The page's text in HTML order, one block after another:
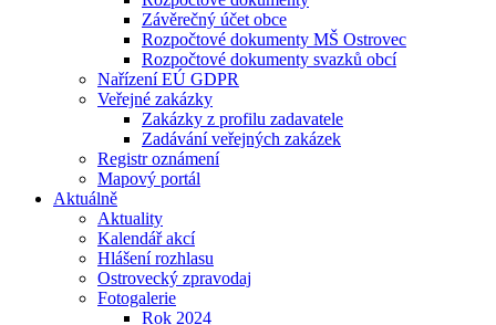
Závěrečný účet obce
Rozpočtové dokumenty MŠ Ostrovec
Rozpočtové dokumenty svazků obcí
Nařízení EÚ GDPR
Veřejné zakázky
Zakázky z profilu zadavatele
Zadávání veřejných zakázek
Registr oznámení
Mapový portál
Aktuálně
Aktuality
Kalendář akcí
Hlášení rozhlasu
Ostrovecký zpravodaj
Fotogalerie
Rok 2024